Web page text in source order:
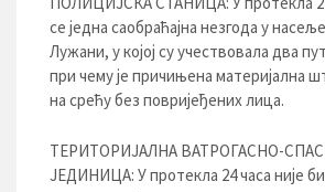
се једнa саобраћајна незгода у
Лужани, у којој су учествовала два
при чему је причињена материјална
на срећу без повријеђених лица.
ТЕРИТОРИЈАЛНА ВАТРОГАСНО-
ЈЕДИНИЦА: У протекла 24 часа није